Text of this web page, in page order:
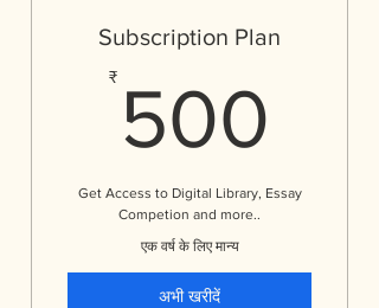
Subscription Plan
₹ 500
Get Access to Digital Library, Essay
Competion and more..
एक वर्ष के लिए मान्य
अभी खरीदें